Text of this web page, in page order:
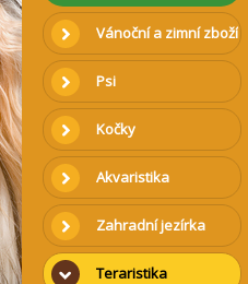
Vánoční a zimní zboží
Psi
Kočky
Akvaristika
Zahradní jezírka
Teraristika